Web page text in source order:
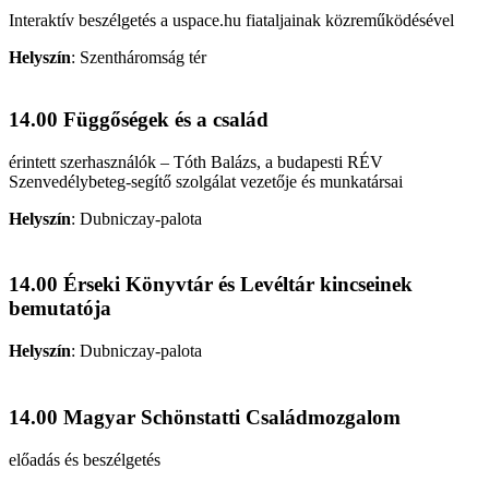
Interaktív beszélgetés a uspace.hu fiataljainak közreműködésével
Helyszín: Szentháromság tér
14.00 Függőségek és a család
érintett szerhasználók – Tóth Balázs, a budapesti RÉV
Szenvedélybeteg-segítő szolgálat vezetője és munkatársai
Helyszín: Dubniczay-palota
14.00 Érseki Könyvtár és Levéltár kincseinek
bemutatója
Helyszín: Dubniczay-palota
14.00 Magyar Schönstatti Családmozgalom
előadás és beszélgetés